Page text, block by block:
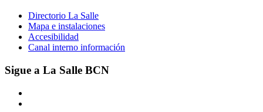
Directorio La Salle
Mapa e instalaciones
Accesibilidad
Canal interno información
Sigue a La Salle BCN